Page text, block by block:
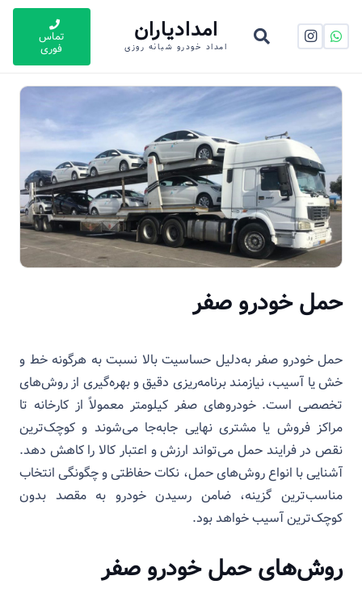
امدادیاران
امداد خودرو شبانه روزی
تماس
فوری
حمل خودرو صفر
حمل خودرو صفر به‌دلیل حساسیت بالا نسبت به هرگونه خط و
خش یا آسیب، نیازمند برنامه‌ریزی دقیق و بهره‌گیری از روش‌های
تخصصی است. خودروهای صفر کیلومتر معمولاً از کارخانه تا
مراکز فروش یا مشتری نهایی جابه‌جا می‌شوند و کوچک‌ترین
نقص در فرایند حمل می‌تواند ارزش و اعتبار کالا را کاهش دهد.
آشنایی با انواع روش‌های حمل، نکات حفاظتی و چگونگی انتخاب
مناسب‌ترین گزینه، ضامن رسیدن خودرو به مقصد بدون
کوچک‌ترین آسیب خواهد بود.
روش‌های حمل خودرو صفر